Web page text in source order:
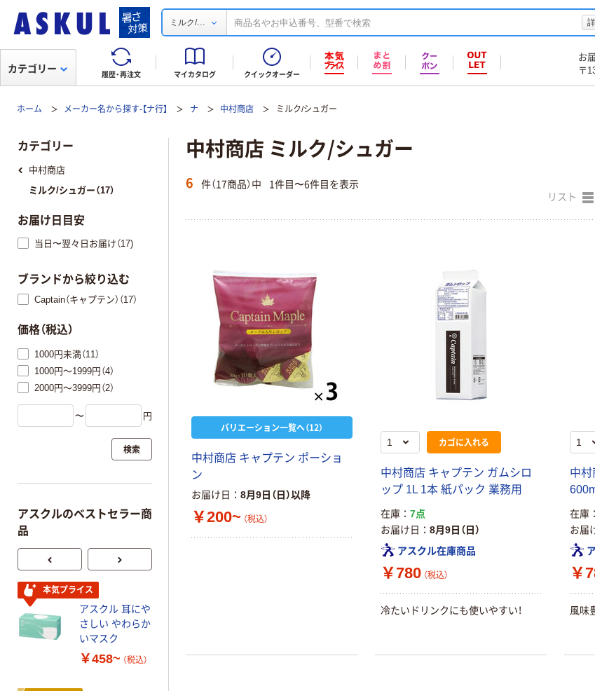
ミルク/...
履歴・再注文 マイカタログ クイックオーダー
お
〒
カテゴリー
ホーム メーカー名から探す-【ナ行】 ナ 中村商店 ミルク/シュガー
中村商店 ミルク/シュガー
6 件（17商品）中 1件目〜6件目を表示
リスト
バリエーション一覧へ（12）
中村商店 キャプテン ポーショ
ン
お届け日 8月9日（日）以降
￥200~ （税込）
カゴに入れる
中村商店 キャプテン ガムシロ
ップ 1L 1本 紙パック 業務用
在庫
7点
お届け日
8月9日（日）
アスクル在庫商品
￥780 （税込）
冷たいドリンクにも使いやすい！
中村
在庫
お届
￥
風味
カテゴリー
中村商店
ミルク/シュガー（17）
お届け日目安
当日〜翌々日お届け（17)
ブランドから絞り込む
Captain（キャプテン）（17）
価格（税込）
1000円未満（11）
1000円～1999円（4）
2000円～3999円（2）
〜 円
検索
アスクルのベストセラー商
品
本気プライス
アスクル 耳にや
さしい やわらか
いマスク
￥458~ （税込）
ローブ ホワイ
￥698~
ティッシュペー
アスクル オリジ
￥428~
アスクル 耳
￥458~